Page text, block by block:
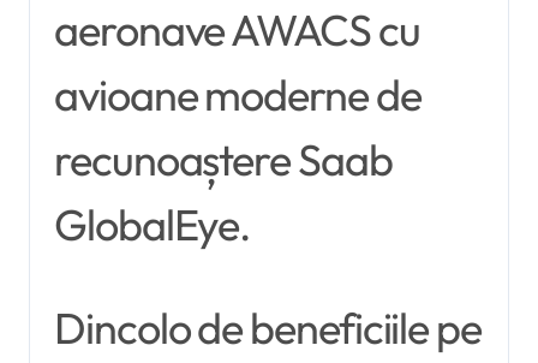
aeronave AWACS cu
avioane moderne de
recunoaștere Saab
GlobalEye.
Dincolo de beneficiile pe